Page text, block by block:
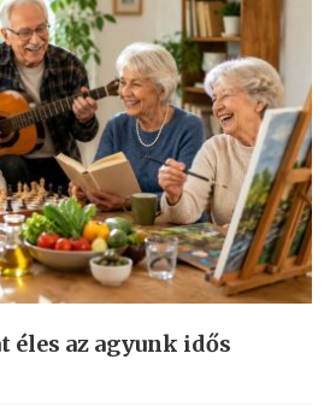
éles az agyunk idős